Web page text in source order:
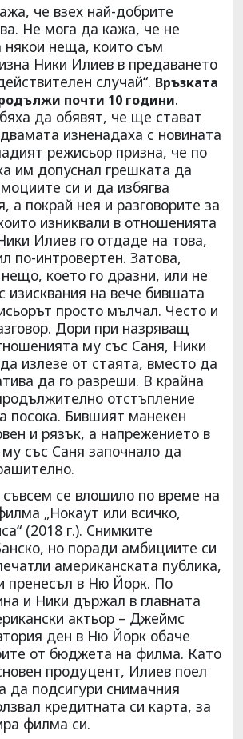
че взех най-добрите
Не мога да кажа, че не
някои неща, които съм
Ники Илиев в предаването
случай“. Връзката
почти 10 години.
да обявят, че ще стават
изненадаха с новината
режисьор призна, че по
им допуснал грешката да
си и да избягва
а покрай нея и разговорите за
изниквали в отношенията
Илиев го отдаде на това,
по-интровертен. Затова,
което го дразни, или не
изисквания на вече бившата
просто мълчал. Често и
Дори при назряващ
му със Саня, Ники
излезе от стаята, вместо да
да го разреши. В крайна
отстъпление
посока. Бившият манекен
и рязък, а напрежението в
със Саня започнало да
се влошило по време на
„Нокаут или всичко,
(2018 г.). Снимките
но поради амбициите си
американската публика,
пренесъл в Ню Йорк. По
и Ники държал в главната
актьор – Джеймс
ден в Ню Йорк обаче
от бюджета на филма. Като
продуцент, Илиев поел
да подсигури снимачния
кредитната си карта, за
филма си.